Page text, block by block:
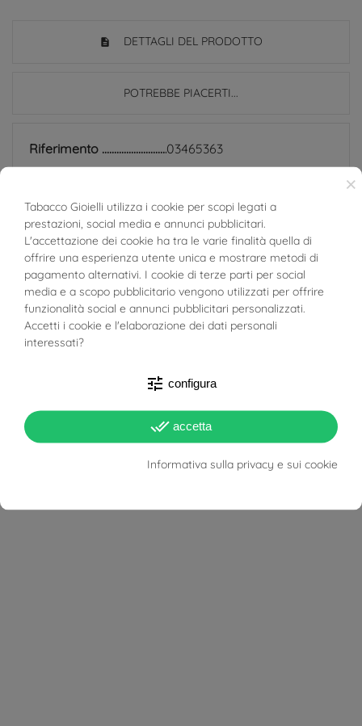
DETTAGLI DEL PRODOTTO
POTREBBE PIACERTI...
Riferimento
03465363
SCHEDA TECNICA
Peso 1.15g
Larghezza 1.7mm
Materiale Oro Bianco 18kt
Donna
Unisex
Uomo
Lunghezza Collana 50 cm
×
Tabacco Gioielli utilizza i cookie per scopi legati a
prestazioni, social media e annunci pubblicitari.
L'accettazione dei cookie ha tra le varie finalità quella di
offrire una esperienza utente unica e mostrare metodi di
pagamento alternativi. I cookie di terze parti per social
media e a scopo pubblicitario vengono utilizzati per offrire
funzionalità social e annunci pubblicitari personalizzati.
Accetti i cookie e l'elaborazione dei dati personali
interessati?
tune configura
done_all accetta
Informativa sulla privacy e sui cookie